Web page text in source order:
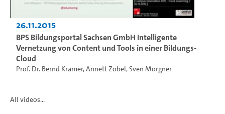
26.11.2015
BPS Bildungsportal Sachsen GmbH Intelligente
Vernetzung von Content und Tools in einer Bildungs-
Cloud
Prof. Dr. Bernd Krämer,Annett Zobel,Sven Morgner
All videos...